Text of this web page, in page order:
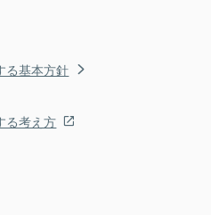
る基本方針
る考え方